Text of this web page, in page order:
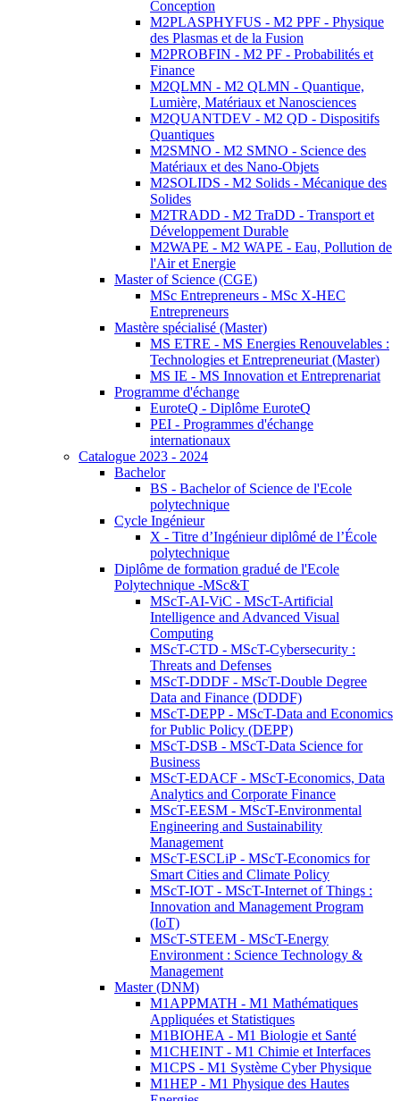
Conception
M2PLASPHYFUS - M2 PPF - Physique
des Plasmas et de la Fusion
M2PROBFIN - M2 PF - Probabilités et
Finance
M2QLMN - M2 QLMN - Quantique,
Lumière, Matériaux et Nanosciences
M2QUANTDEV - M2 QD - Dispositifs
Quantiques
M2SMNO - M2 SMNO - Science des
Matériaux et des Nano-Objets
M2SOLIDS - M2 Solids - Mécanique des
Solides
M2TRADD - M2 TraDD - Transport et
Développement Durable
M2WAPE - M2 WAPE - Eau, Pollution de
l'Air et Energie
Master of Science (CGE)
MSc Entrepreneurs - MSc X-HEC
Entrepreneurs
Mastère spécialisé (Master)
MS ETRE - MS Energies Renouvelables :
Technologies et Entrepreneuriat (Master)
MS IE - MS Innovation et Entreprenariat
Programme d'échange
EuroteQ - Diplôme EuroteQ
PEI - Programmes d'échange
internationaux
Catalogue 2023 - 2024
Bachelor
BS - Bachelor of Science de l'Ecole
polytechnique
Cycle Ingénieur
X - Titre d’Ingénieur diplômé de l’École
polytechnique
Diplôme de formation gradué de l'Ecole
Polytechnique -MSc&T
MScT-AI-ViC - MScT-Artificial
Intelligence and Advanced Visual
Computing
MScT-CTD - MScT-Cybersecurity :
Threats and Defenses
MScT-DDDF - MScT-Double Degree
Data and Finance (DDDF)
MScT-DEPP - MScT-Data and Economics
for Public Policy (DEPP)
MScT-DSB - MScT-Data Science for
Business
MScT-EDACF - MScT-Economics, Data
Analytics and Corporate Finance
MScT-EESM - MScT-Environmental
Engineering and Sustainability
Management
MScT-ESCLiP - MScT-Economics for
Smart Cities and Climate Policy
MScT-IOT - MScT-Internet of Things :
Innovation and Management Program
(IoT)
MScT-STEEM - MScT-Energy
Environment : Science Technology &
Management
Master (DNM)
M1APPMATH - M1 Mathématiques
Appliquées et Statistiques
M1BIOHEA - M1 Biologie et Santé
M1CHEINT - M1 Chimie et Interfaces
M1CPS - M1 Système Cyber Physique
M1HEP - M1 Physique des Hautes